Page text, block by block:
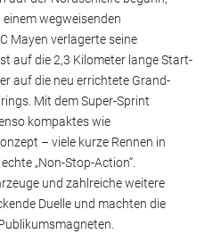
wegweisenden
Mayen verlagerte seine
auf die 2,3 Kilometer lange Start-
auf die neu errichtete Grand-
Mit dem Super-Sprint
kompaktes wie
– viele kurze Rennen in
„Non-Stop-Action“.
und zahlreiche weitere
Duelle und machten die